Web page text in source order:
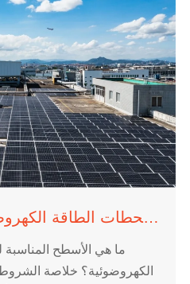
معرفة HFIE: ما هي الأسطح المناسبة لتثبيت محطات الطاقة الكهروضوئية؟
الكهروضوئية؟ خلاصة